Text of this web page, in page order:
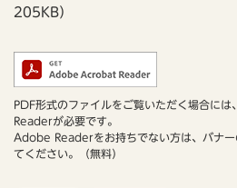
205KB）
PDF形式のファイルをご覧いただく場合に
Readerが必要です。
Adobe Readerをお持ちでない方は、バナー
てください。（無料）